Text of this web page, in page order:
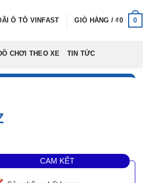
Ô TÔ VINFAST GIỎ HÀNG /₫0 0
CHƠI THEO XE TIN TỨC
CAM KẾT